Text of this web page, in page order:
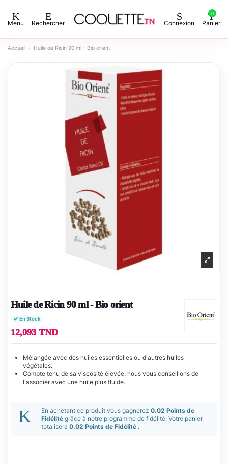
Menu Rechercher Connexion
0
Panier
Accueil Huile de Ricin 90 ml - Bio orient
Huile de Ricin 90 ml - Bio orient
En Stock
12,093 TND
Mélangée avec des huiles essentielles ou d'autres huiles
végétales.
Compte tenu de sa viscosité élevée, nous vous conseillons de
l'associer avec une huile plus fluide.
En achetant ce produit vous gagnerez 0.02 Points de
Fidélité grâce à notre programme de fidélité. Votre panier
totalisera 0.02 Points de Fidélité .